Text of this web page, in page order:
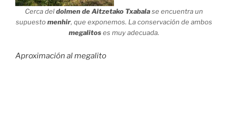
Cerca deldolmen de Aitzetako Txabalase encuentra un
supuestomenhir, que exponemos. La conservación de ambos
megalitoses muy adecuada.
Aproximación al megalito